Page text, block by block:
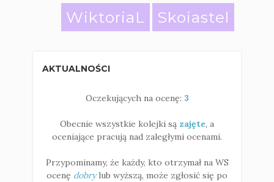
WiktoriaL Skoiastel
AKTUALNOŚCI
Oczekujących na ocenę: 3
Obecnie wszystkie kolejki są zajęte, a
oceniające pracują nad zaległymi ocenami.
Przypominamy, że każdy, kto otrzymał na WS
ocenę dobrylub wyższą, może zgłosić się po